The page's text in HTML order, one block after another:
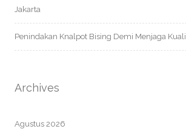
Jakarta
Penindakan Knalpot Bising Demi Menjaga
Archives
Agustus 2026